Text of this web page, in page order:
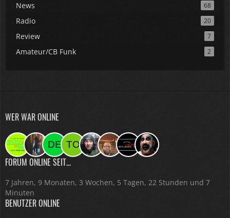
News 68
Radio 20
Review 7
Amateur/CB Funk 2
WER WAR ONLINE
FORUM ONLINE SEIT...
7 Jahren, 9 Monaten, 3 Wochen, 5 Tagen, 22 Stunden und 7
Minuten
BENUTZER ONLINE